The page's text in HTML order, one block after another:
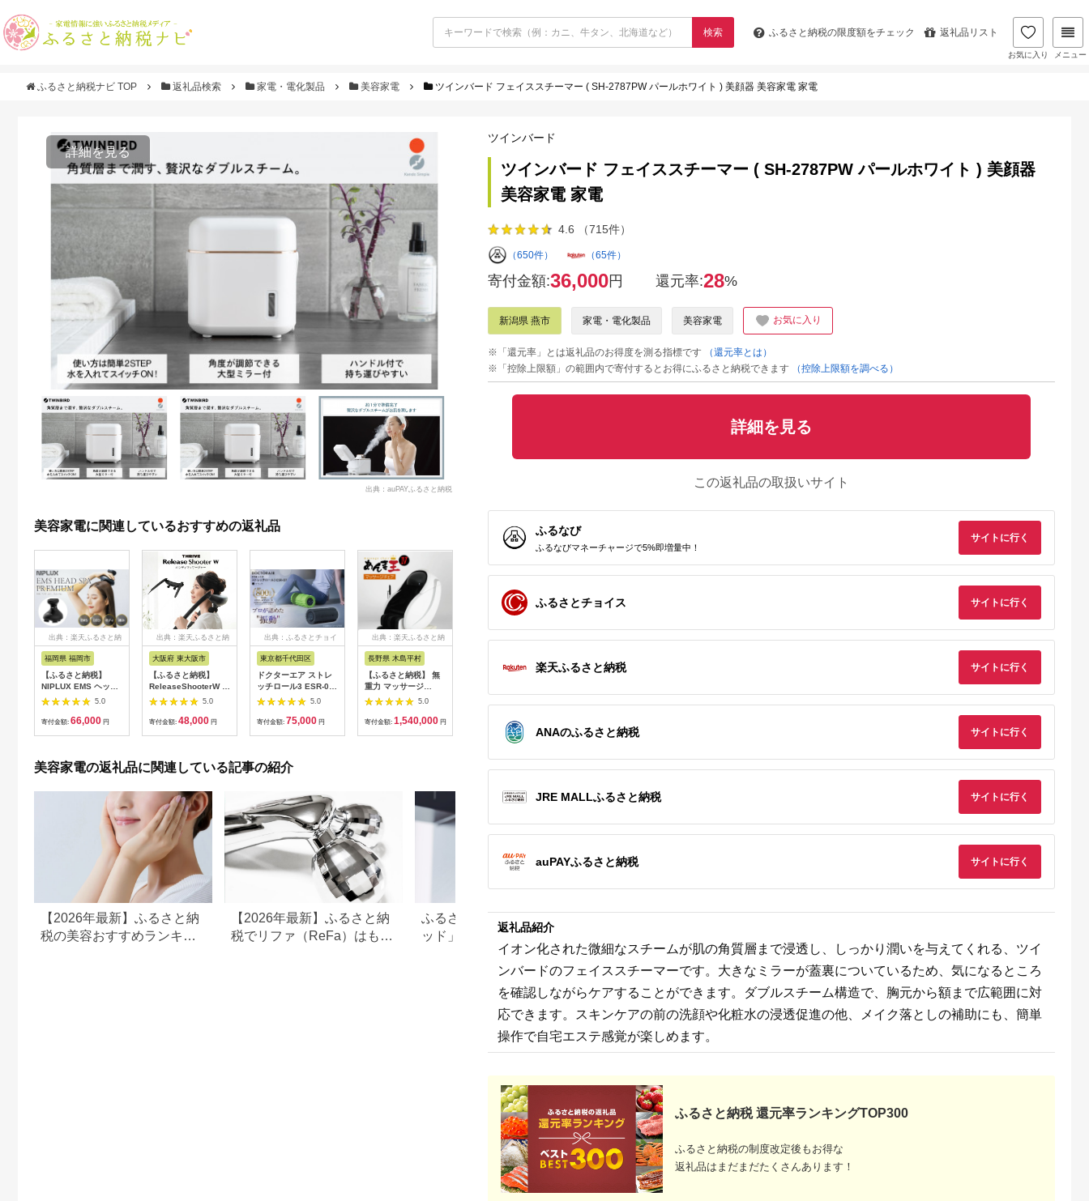
検索 ふるさと納税の限度額をチェック 返礼品リスト
お気に入り メニュー
ふるさと納税ナビ TOP 返礼品検索 家電・電化製品 美容家電 ツインバード フェイススチーマー ( SH-2787PW パールホワイト ) 美顔器 美容家電 家電
詳細を見る
出典：auPAYふるさと納税
美容家電に関連しているおすすめの返礼品
出典：楽天ふるさと納
福岡県 福岡市
【ふるさと納税】
NIPLUX EMS ヘッ
ド・フェイシャルケア
PREMIUM NP-
スパ 美顔器 マッサー
ジ ボディケア リフト
カルプ ボディ 全身 防
水 美容 美容家電 福岡
5.0
寄付金額: 66,000 円
出典：楽天ふるさと納
大阪府 東大阪市
【ふるさと納税】
ReleaseShooterW ハ
ンディマッサージャー
MD-8020 - ダブルヘ
ッドで首、肩、腰をし
ー 送料無料
5.0
寄付金額: 48,000 円
出典：ふるさとチョイ
東京都千代田区
ドクターエア ストレ
ッチロール3 ESR-07
ブラック(プレゼント/
振動/寝ながら)
【1582369】
5.0
寄付金額: 75,000 円
出典：楽天ふるさと納
長野県 木島平村
【ふるさと納税】 無
重力 マッサージ
R1500-01 あんま王4
| 日用品 家電 マッサ
ージチェア あんま王
5.0
寄付金額: 1,540,000 円
オムロン 体重体組成
W[№5223-0165]
54,000
最短翌日発送
タ 体組成計インナー
[RD931LBK タニタ
NIPLUX QNose 美鼻
袋 ／ サプリメント ヒ
納税
MiCOLA （ミコラ）
イオンドライヤー
HDR-M201-Hダークグ
O101(ブルー系)
SHARP プラズマク
スターヘアブラシ IB-
美容家電の返礼品に関連している記事の紹介
【2026年最新】ふるさと納
税の美容おすすめランキン
【2026年最新】ふるさと納
税でリファ（ReFa）はもら
ふるさと納税「シャワーヘ
ッド」おすすめランキン
グ！リファやミラブルも
点、悪い点を解説
ツインバード
ツインバード フェイススチーマー ( SH-2787PW パールホワイト ) 美顔器
美容家電 家電
4.6 （715件）
（650件） （65件）
寄付金額:36,000円 還元率:28%
新潟県 燕市 家電・電化製品 美容家電 お気に入り
※「還元率」とは返礼品のお得度を測る指標です
（還元率とは）
※「控除上限額」の範囲内で寄付するとお得にふるさと納税できます
（控除上限額を調べる）
詳細を見る
この返礼品の取扱いサイト
ふるなび
ふるなびマネーチャージで5%即増量中！
サイトに行く
ふるさとチョイス サイトに行く
楽天ふるさと納税 サイトに行く
ANAのふるさと納税 サイトに行く
JRE MALLふるさと納税 サイトに行く
auPAYふるさと納税 サイトに行く
返礼品紹介
イオン化された微細なスチームが肌の角質層まで浸透し、しっかり潤いを与えてくれる、ツイ
ンバードのフェイススチーマーです。大きなミラーが蓋裏についているため、気になるところ
を確認しながらケアすることができます。ダブルスチーム構造で、胸元から額まで広範囲に対
応できます。スキンケアの前の洗顔や化粧水の浸透促進の他、メイク落としの補助にも、簡単
操作で自宅エステ感覚が楽しめます。
ふるさと納税 還元率ランキングTOP300
ふるさと納税の制度改定後もお得な
返礼品はまだまだたくさんあります！